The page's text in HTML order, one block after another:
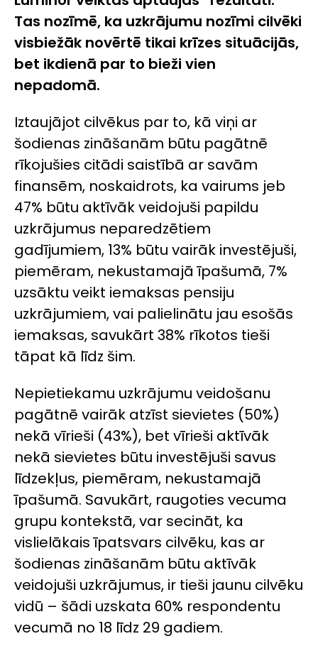
Tas nozīmē, ka uzkrājumu nozīmi cilvēki
visbiežāk novērtē tikai krīzes situācijās,
bet ikdienā par to bieži vien
nepadomā.
Iztaujājot cilvēkus par to, kā viņi ar
šodienas zināšanām būtu pagātnē
rīkojušies citādi saistībā ar savām
finansēm, noskaidrots, ka vairums jeb
47% būtu aktīvāk veidojuši papildu
uzkrājumus neparedzētiem
gadījumiem, 13% būtu vairāk investējuši,
piemēram, nekustamajā īpašumā, 7%
uzsāktu veikt iemaksas pensiju
uzkrājumiem, vai palielinātu jau esošās
iemaksas, savukārt 38% rīkotos tieši
tāpat kā līdz šim.
Nepietiekamu uzkrājumu veidošanu
pagātnē vairāk atzīst sievietes (50%)
nekā vīrieši (43%), bet vīrieši aktīvāk
nekā sievietes būtu investējuši savus
līdzekļus, piemēram, nekustamajā
īpašumā. Savukārt, raugoties vecuma
grupu kontekstā, var secināt, ka
vislielākais īpatsvars cilvēku, kas ar
šodienas zināšanām būtu aktīvāk
veidojuši uzkrājumus, ir tieši jaunu cilvēku
vidū – šādi uzskata 60% respondentu
vecumā no 18 līdz 29 gadiem.